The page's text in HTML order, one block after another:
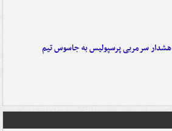
هشدار سرمربی پرسپولیس به جاسوس تیم